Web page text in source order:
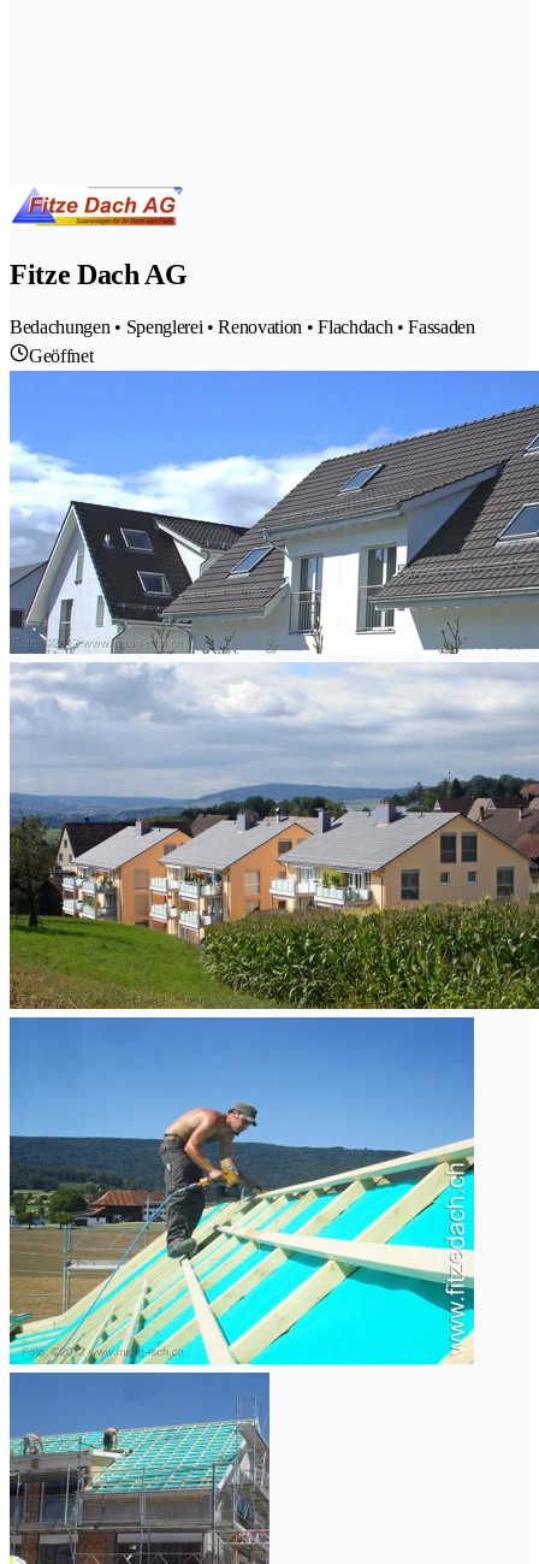
Fitze Dach AG
Bedachungen • Spenglerei • Renovation • Flachdach • Fassaden
Geöffnet